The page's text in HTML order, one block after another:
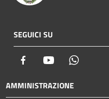
SEGUICI SU
Facebook Youtube
AMMINISTRAZIONE